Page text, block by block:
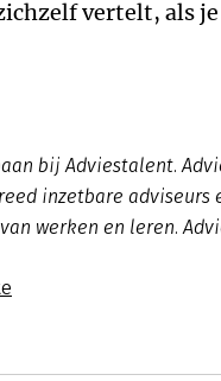
vertelt, als je
bij Adviestalent.
inzetbare adviseurs
werken en leren.